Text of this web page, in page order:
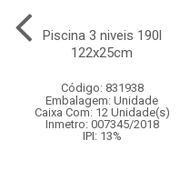
Piscina 3 niveis 190l
122x25cm
Código: 831938
Embalagem: Unidade
Caixa Com: 12 Unidade(s)
Inmetro: 007345/2018
IPI: 13%